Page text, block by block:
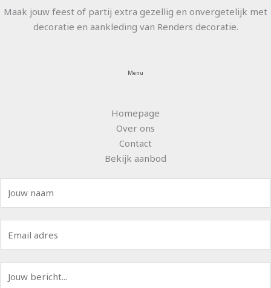
Maak jouw feest of partij extra gezellig en onvergetelijk met
decoratie en aankleding van Renders decoratie.
Menu
Homepage
Over ons
Contact
Bekijk aanbod